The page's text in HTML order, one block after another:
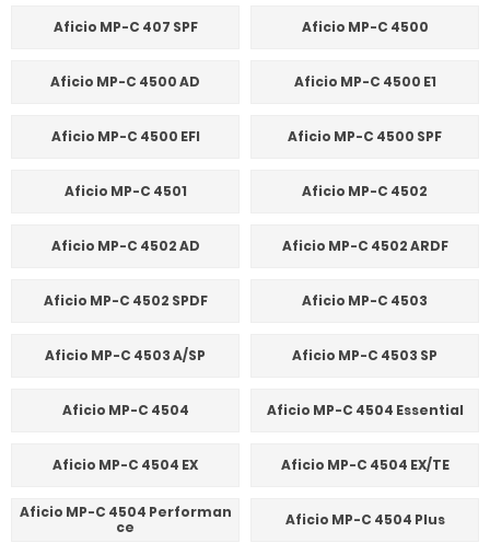
Aficio MP-C 407 SPF Aficio MP-C 4500
Aficio MP-C 4500 AD Aficio MP-C 4500 E1
Aficio MP-C 4500 EFI Aficio MP-C 4500 SPF
Aficio MP-C 4501 Aficio MP-C 4502
Aficio MP-C 4502 AD Aficio MP-C 4502 ARDF
Aficio MP-C 4502 SPDF Aficio MP-C 4503
Aficio MP-C 4503 A/SP Aficio MP-C 4503 SP
Aficio MP-C 4504 Aficio MP-C 4504 Essential
Aficio MP-C 4504 EX Aficio MP-C 4504 EX/TE
Aficio MP-C 4504 Performan
ce
Aficio MP-C 4504 Plus